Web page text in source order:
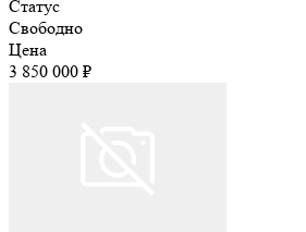
Статус
Свободно
Цена
3 850 000 ₽